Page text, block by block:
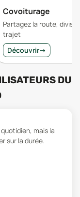
Covoiturage
Partagez la route,
trajet
Découvrir→
DU
mais la
sur la durée.